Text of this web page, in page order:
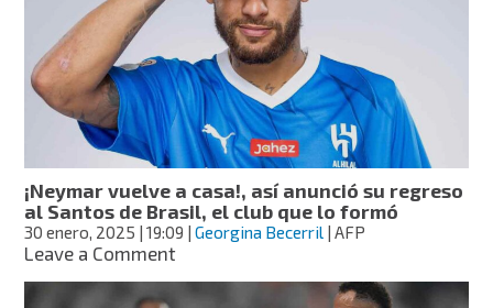
Santos
hasta
finales
de
2025
y
promete
cerrar
su
historia
donde
¡Neymar vuelve a casa!, así anunció su regreso
al Santos de Brasil, el club que lo formó
30 enero, 2025 | 19:09 |Georgina Becerril | AFP
Leave a Commenton
vuelve